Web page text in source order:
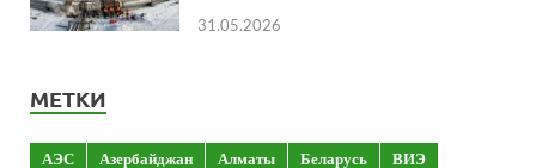
31.05.2026
МЕТКИ
АЭС Азербайджан Алматы Беларусь
ВИЭ